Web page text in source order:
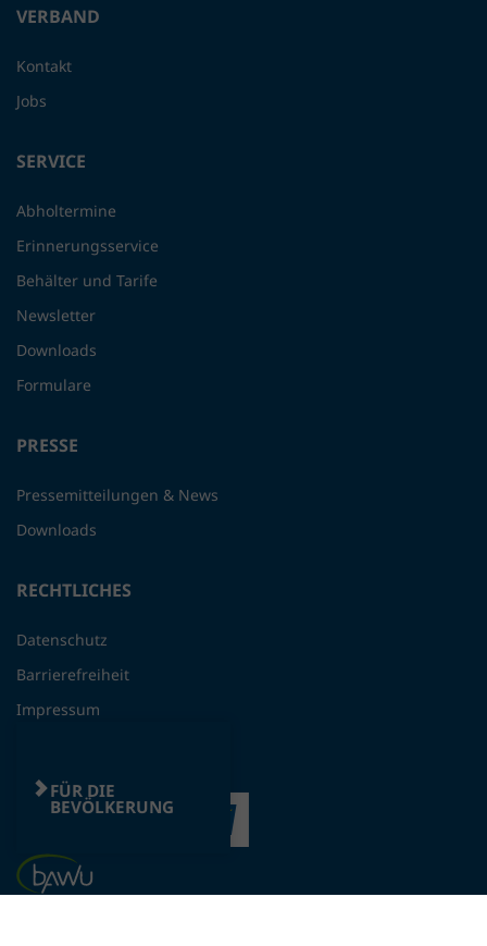
FÜR DIE
BEVÖLKERUNG
VERBAND
Kontakt
Jobs
SERVICE
Abholtermine
Erinnerungsservice
Behälter und Tarife
Newsletter
Downloads
Formulare
PRESSE
Pressemitteilungen & News
Downloads
RECHTLICHES
Datenschutz
Barrierefreiheit
Impressum